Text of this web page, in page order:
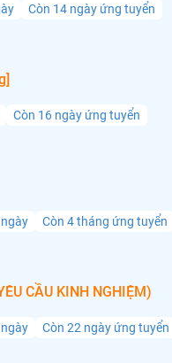
Còn 14 ngày ứng tuyển
Còn 16 ngày ứng tuyển
Còn 4 tháng ứng tuyển
CẦU KINH NGHIỆM)
Còn 22 ngày ứng tuyển